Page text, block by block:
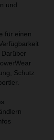
und
für einen
Schutz